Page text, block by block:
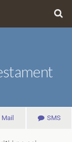
Mail SMS